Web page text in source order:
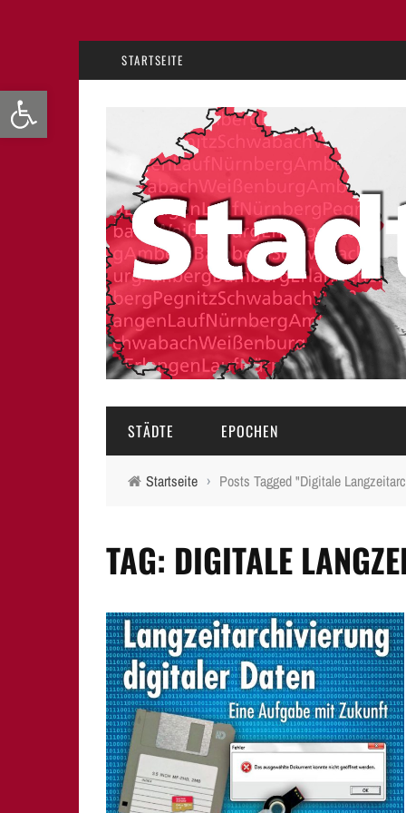
Werkzeugleiste öffnen
STARTSEITE
STÄDTE
BAMBERG
FÜRTH
LAUF A.D. PEGNITZ
NEUMARKT I.D.OPF.
NÜRNBERG
PEGNITZ
EPOCHEN
16.-18. JAHRHUNDERT
20.-21. JAHRHUNDERT
Startseite › Posts Tagged "Digitale
TAG: DIGITALE